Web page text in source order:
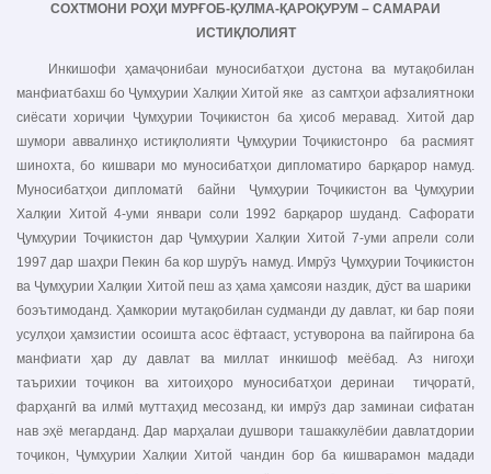
СОХТМОНИ РОҲИ МУРҒОБ-ҚУЛМА-ҚАРОҚУРУМ – САМАРАИ
ИСТИҚЛОЛИЯТ
Инкишофи ҳамаҷонибаи муносибатҳои дустона ва мутақобилан
манфиатбахш бо Ҷумҳурии Халқии Хитой яке аз самтҳои афзалиятноки
сиёсати хориҷии Ҷумҳурии Тоҷикистон ба ҳисоб меравад. Хитой дар
шумори аввалинҳо истиқлолияти Ҷумҳурии Тоҷикистонро ба расмият
шинохта, бо кишвари мо муносибатҳои дипломатиро барқарор намуд.
Муносибатҳои дипломатӣ байни Ҷумҳурии Тоҷикистон ва Ҷумҳурии
Халқии Хитой 4-уми январи соли 1992 барқарор шуданд. Сафорати
Ҷумҳурии Тоҷикистон дар Ҷумҳурии Халқии Хитой 7-уми апрели соли
1997 дар шаҳри Пекин ба кор шурӯъ намуд. Имрӯз Ҷумҳурии Тоҷикистон
ва Ҷумҳурии Халқии Хитой пеш аз ҳама ҳамсояи наздик, дӯст ва шарики
боэътимоданд. Ҳамкории мутақобилан судманди ду давлат, ки бар пояи
усулҳои ҳамзистии осоишта асос ёфтааст, устуворона ва пайгирона ба
манфиати ҳар ду давлат ва миллат инкишоф меёбад. Аз нигоҳи
таърихии тоҷикон ва хитоиҳоро муносибатҳои деринаи тиҷоратӣ,
фарҳангӣ ва илмӣ муттаҳид месозанд, ки имрӯз дар заминаи сифатан
нав эҳё мегарданд. Дар марҳалаи душвори ташаккулёбии давлатдории
тоҷикон, Ҷумҳурии Халқии Хитой чандин бор ба кишварамон мадади